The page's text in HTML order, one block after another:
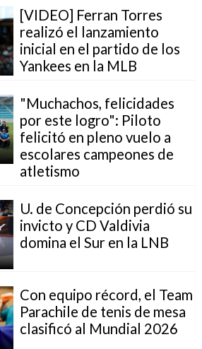
[VIDEO] Ferran Torres
realizó el lanzamiento
inicial en el partido de los
Yankees en la MLB
"Muchachos, felicidades
por este logro": Piloto
felicitó en pleno vuelo a
escolares campeones de
atletismo
U. de Concepción perdió su
invicto y CD Valdivia
domina el Sur en la LNB
Con equipo récord, el Team
Parachile de tenis de mesa
clasificó al Mundial 2026